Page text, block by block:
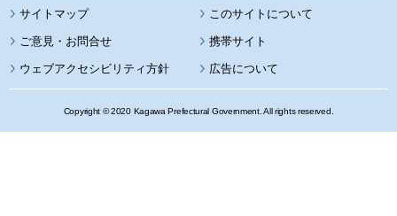
サイトマップ このサイトについて
携帯サイト
ウェブアクセシビリティ方針 広告について
Copyright © 2020 Kagawa Prefectural Government. All rights reserved.